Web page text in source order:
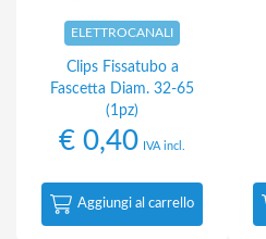
ELETTROCANALI
Clips Fissatubo a
Fascetta Diam. 32-65
(1pz)
€ 0,40 IVA incl.
Aggiungi al carrello